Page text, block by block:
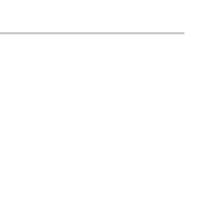
MayMeの伊藤みち